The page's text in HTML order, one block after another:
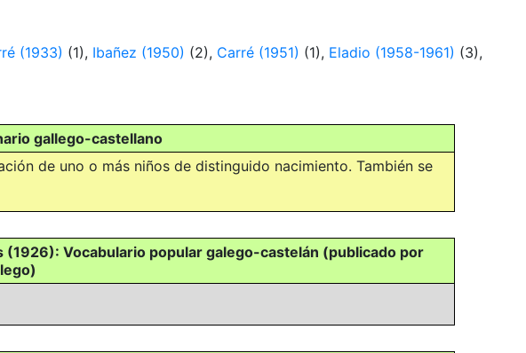
(1933) (1), Ibañez (1950) (2), Carré (1951) (1), Eladio (1958-1961) (3),
gallego-castellano
de uno o más niños de distinguido nacimiento. También se
(1926): Vocabulario popular galego-castelán (publicado por